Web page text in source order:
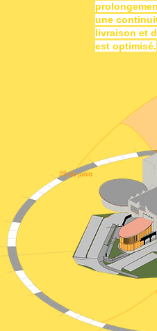
une
livraison et
est optimisé.